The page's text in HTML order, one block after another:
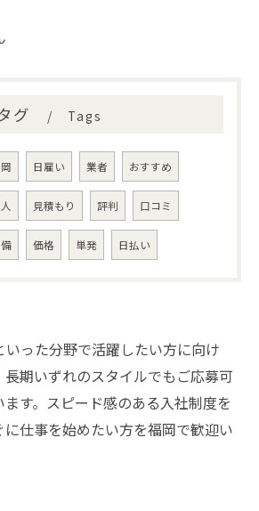
グ Tags
日雇い 業者 おすすめ
見積もり 評判 口コミ
価格 単発 日払い
った分野で活躍したい方に向け
期いずれのスタイルでもご応募可
す。スピード感のある入社制度を
仕事を始めたい方を福岡で歓迎い
問い合わせはこちら